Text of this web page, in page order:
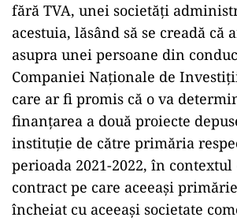
fără TVA, unei societăţi
acestuia, lăsând să se creadă că
asupra unei persoane din
Companiei Naţionale de
care ar fi promis că o va
finanţarea a două proiecte
instituţie de către primăria
perioada 2021-2022, în
contract pe care aceeaşi
încheiat cu aceeaşi societate